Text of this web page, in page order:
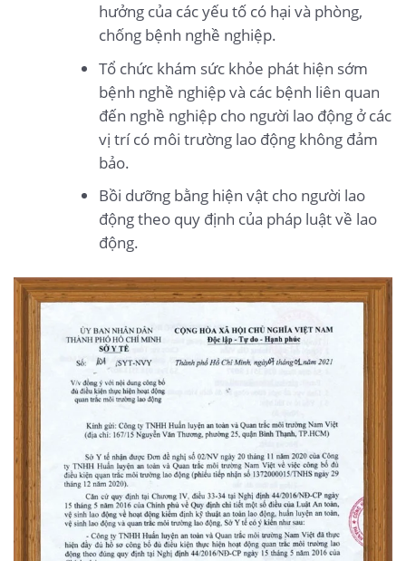
hưởng của các yếu tố có hại và phòng,
chống bệnh nghề nghiệp.
Tổ chức khám sức khỏe phát hiện sớm
bệnh nghề nghiệp và các bệnh liên quan
đến nghề nghiệp cho người lao động ở các
vị trí có môi trường lao động không đảm
bảo.
Bồi dưỡng bằng hiện vật cho người lao
động theo quy định của pháp luật về lao
động.